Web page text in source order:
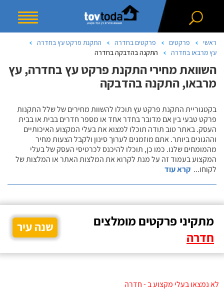
ראשי פרקטים פרקטים בחדרה
התקנת פרקט עץ בחדרה
עץ מרבאו בחדרה
התקנה בהדבקה בחדרה
השוואת מחירי התקנת פרקט עץ בחדרה, עץ
מרבאו, התקנה בהדבקה
בקטגוריית התקנת פרקט עץ תוכלו להשוות מחירים של שלל התקנות
פרקט טבעי בין אם מדובר בחדר אחד או מספר חדרים בבית או בבית
העסק. באתר טוב תודה תוכלו למצוא את בעלי המקצוע האיכותיים
וההגונים ביותר. אתם מוזמנים לערוך סינון ולקבל הצעות מחיר
מהמומחים שלנו. כמו כן, תוכלו להיכנס לכרטיסי העסק של בעלי
המקצוע בעמוד זה על מנת לקרוא את המלצות האתר או המלצות של
לקוחו... קרא עוד
מתקיני פרקטים מומלצים
חדרה
שנה עיר
לא נמצאו בעלי מקצוע ב - חדרה